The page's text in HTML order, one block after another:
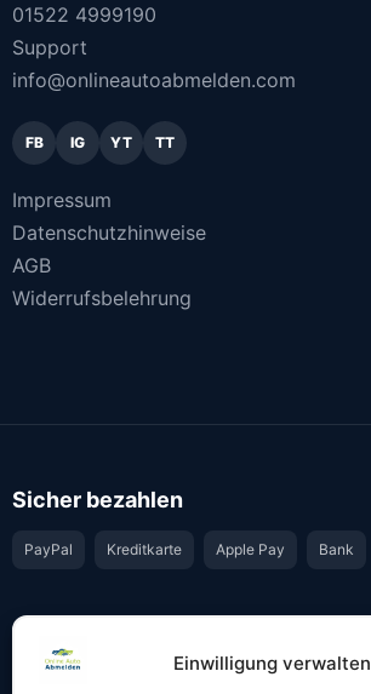
Einwilligung verwalten
01522 4999190
Support
info@onlineautoabmelden.com
FB IG YT TT
Impressum
Datenschutzhinweise
AGB
Widerrufsbelehrung
Sicher bezahlen
PayPal Kreditkarte Apple Pay Bank